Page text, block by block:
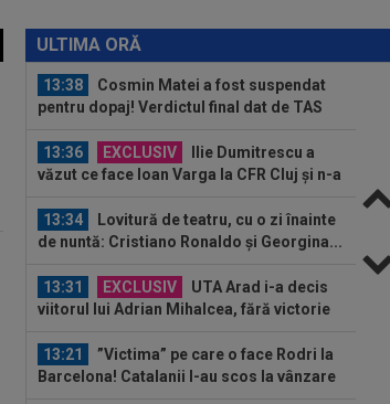
ULTIMA ORĂ
LIVE VIDEO, 18:00, DGS 1. Programul
complet...
13:38
Cosmin Matei a fost suspendat
pentru dopaj! Verdictul final dat de TAS
13:36 EXCLUSIV
Ilie Dumitrescu a
văzut ce face Ioan Varga la CFR Cluj și n-a
13:34
Lovitură de teatru, cu o zi înainte
de nuntă: Cristiano Ronaldo și Georgina...
13:31 EXCLUSIV
UTA Arad i-a decis
viitorul lui Adrian Mihalcea, fără victorie
13:21
”Victima” pe care o face Rodri la
Barcelona! Catalanii l-au scos la vânzare